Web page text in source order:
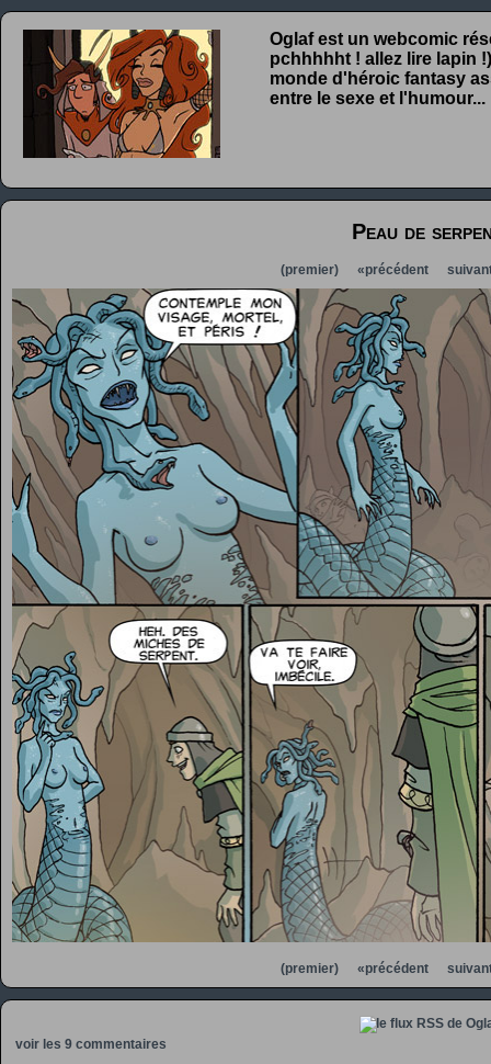
Oglaf est un webcomic
pchhhhht ! allez lire lapin
monde d'héroic fantasy
entre le sexe et l'humour...
Peau de
(premier) «précédent
(premier) «précédent
voir les 9 commentaires